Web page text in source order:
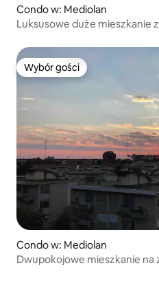
Condo w: Mediolan
Luksusowe duże mieszkanie
Wybór gości
Wybór gości
Condo w: Mediolan
Dwupokojowe mieszkanie na